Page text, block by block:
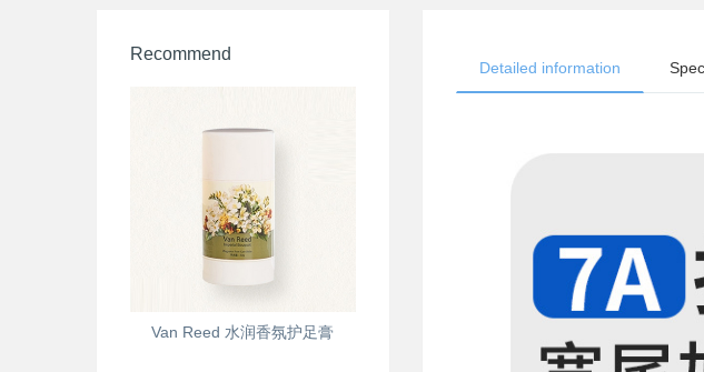
Detailed information
Recommend
Van Reed 水润香氛护足膏